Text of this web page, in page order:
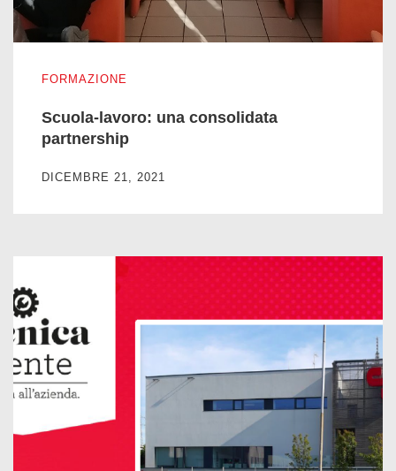
FORMAZIONE
Scuola-lavoro: una consolidata
partnership
DICEMBRE 21, 2021